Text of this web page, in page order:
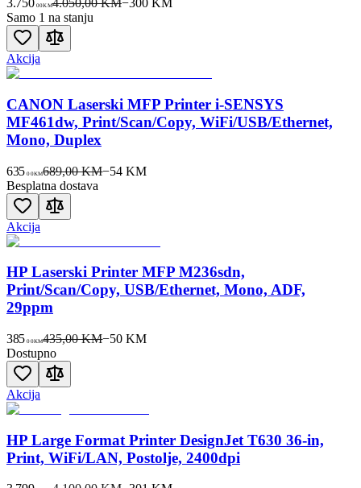
3.750 00KM4.050,00 KM−300KM
Samo 1 na stanju
Akcija
CANON Laserski MFP Printer i-SENSYS
MF461dw, Print/Scan/Copy, WiFi/USB/Ethernet,
Mono, Duplex
635 00KM689,00 KM−54 KM
Besplatna dostava
Akcija
HP Laserski Printer MFP M236sdn,
Print/Scan/Copy, USB/Ethernet, Mono, ADF,
29ppm
385 00KM435,00 KM−50 KM
Dostupno
Akcija
HP Large Format Printer DesignJet T630 36-in,
Print, WiFi/LAN, Postolje, 2400dpi